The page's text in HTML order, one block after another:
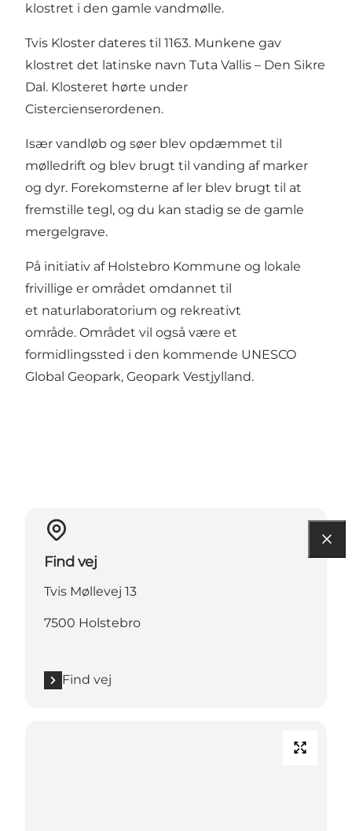
klostret i den gamle vandmølle.
Tvis Kloster dateres til 1163. Munkene gav
klostret det latinske navn Tuta Vallis – Den Sikre
Dal. Klosteret hørte under
Cistercienserordenen.
Især vandløb og søer blev opdæmmet til
mølledrift og blev brugt til vanding af marker
og dyr. Forekomsterne af ler blev brugt til at
fremstille tegl, og du kan stadig se de gamle
mergelgrave.
På initiativ af Holstebro Kommune og lokale
frivillige er området omdannet til
et naturlaboratorium og rekreativt
område. Området vil også være et
formidlingssted i den kommende UNESCO
Global Geopark, Geopark Vestjylland.
Find vej
Tvis Møllevej 13
7500 Holstebro
Find vej